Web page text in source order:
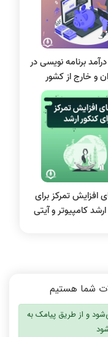
برنامه نویسی در
و خارج از کشور
افزایش تمرکز برای
کامپیوتر و آیتی
شما هستیم
و از طریق پیامک به